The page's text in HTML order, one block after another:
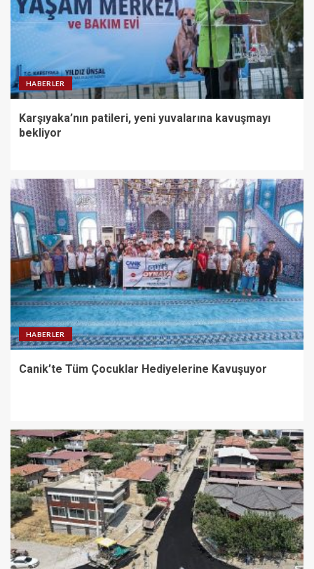
HABERLER
Karşıyaka’nın patileri, yeni yuvalarına kavuşmayı
bekliyor
HABERLER
Canik’te Tüm Çocuklar Hediyelerine Kavuşuyor